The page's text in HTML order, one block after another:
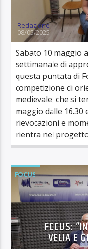
Redazione
08/05/2025
Sabato 10 maggio
settimanale di
questa puntata di
competizione di
medievale, che si
maggio dalle 16.30
rievocazioni e
rientra nel
FOCUS
FOCUS:
VELIA E